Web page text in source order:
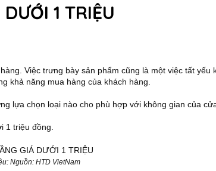
1 TRIỆU
Việc trưng bày sản phẩm cũng là một việc tất yếu
khả năng mua hàng của khách hàng.
lựa chọn loại nào cho phù hợp với không gian của
1 triệu đồng.
Nguồn: HTD VietNam